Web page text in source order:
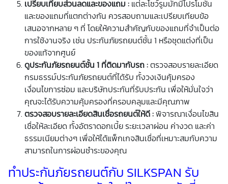
เปรียบเทียบส่วนลดและของแถม : แต่ละโชว์รูมมักมีโปรโมชัน
และของแถมที่แตกต่างกัน ควรสอบถามและเปรียบเทียบข้อ
เสนอจากหลาย ๆ ที่ โดยให้ความสำคัญกับของแถมที่จำเป็นต่อ
การใช้งานจริง เช่น ประกันภัยรถยนต์ชั้น 1 หรือชุดแต่งที่เป็น
ของแท้จากศูนย์
ดูประกันภัยรถยนต์ชั้น 1 ที่ติดมากับรถ:ตรวจสอบรายละเอียด
กรมธรรม์ประกันภัยรถยนต์ที่ได้รับ ทั้งวงเงินคุ้มครอง
เงื่อนไขการซ่อม และบริษัทประกันที่รับประกัน เพื่อให้มั่นใจว่า
คุณจะได้รับความคุ้มครองที่ครอบคลุมและมีคุณภาพ
ตรวจสอบรายละเอียดสินเชื่อรถยนต์ให้ดี:พิจารณาเงื่อนไขสิน
เชื่อให้ละเอียด ทั้งอัตราดอกเบี้ย ระยะเวลาผ่อน ค่างวด และค่า
ธรรมเนียมต่างๆ เพื่อให้ได้แพ็กเกจสินเชื่อที่เหมาะสมกับความ
สามารถในการผ่อนชำระของคุณ
ทำประกันภัยรถยนต์กับ SILKSPAN รับ